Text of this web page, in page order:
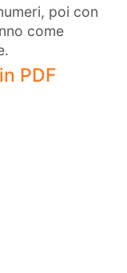
poi con
come
PDF